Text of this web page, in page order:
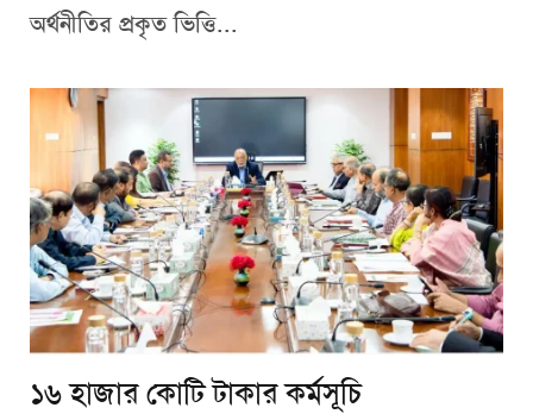
অর্থনীতির প্রকৃত ভিত্তি...
১৬ হাজার কোটি টাকার কর্মসূচি